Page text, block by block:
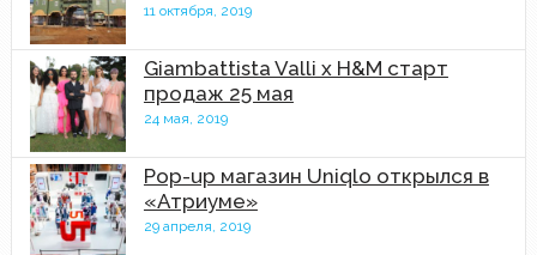
11 октября, 2019
Giambattista Valli x H&M старт
продаж 25 мая
24 мая, 2019
Pop-up магазин Uniqlo открылся в
«Атриуме»
29 апреля, 2019